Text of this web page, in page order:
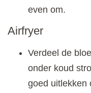
even om.
Airfryer
Verdeel de
onder koud
goed uitlekken